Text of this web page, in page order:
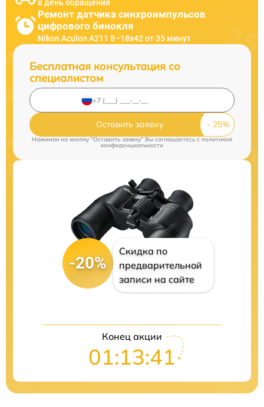
в день обращения
Ремонт датчика синхроимпульсов
цифрового бинокля
Nikon Aculon A211 8–18x42 от 35 минут
Бесплатная консультация со
специалистом
Оставить заявку
Нажимая на кнопку "Оставить заявку" Вы соглашаетесь cполитикой
конфиденциальности
-20%
Скидка по
предварительной
записи на сайте
Конец акции
01:13:41